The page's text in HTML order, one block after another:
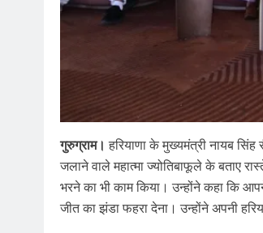
गुरुग्राम। हरियाणा के मुख्यमंत्री नायब
जलाने वाले महात्मा ज्योतिबाफूले के बताए
भरने का भी काम किया। उन्होंने कहा कि
जीत का झंडा फहरा देना। उन्होंने अपनी